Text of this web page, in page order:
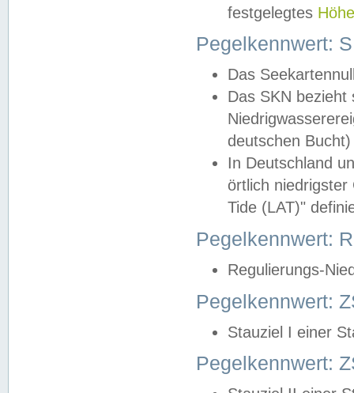
festgelegtes
Pegelkennwert:
Das
Das SKN
deutschen
In Deutschland
örtlich
Tide (LAT)"
Pegelkennwert:
Regulierungs-
Pegelkennwert:
Stauziel I einer
Pegelkennwert: